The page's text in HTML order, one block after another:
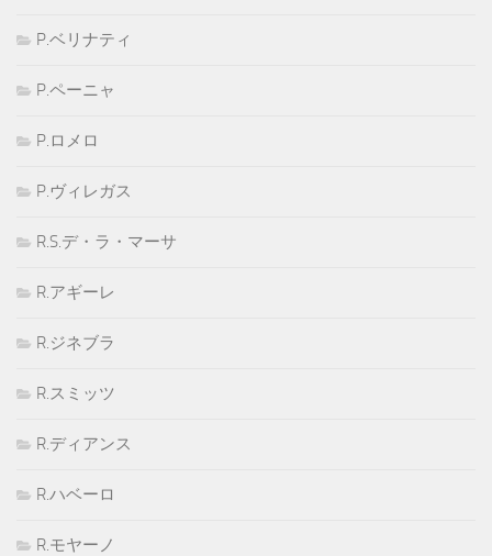
P.ベリナティ
P.ペーニャ
P.ロメロ
P.ヴィレガス
R.S.デ・ラ・マーサ
R.アギーレ
R.ジネブラ
R.スミッツ
R.ディアンス
R.ハベーロ
R.モヤーノ